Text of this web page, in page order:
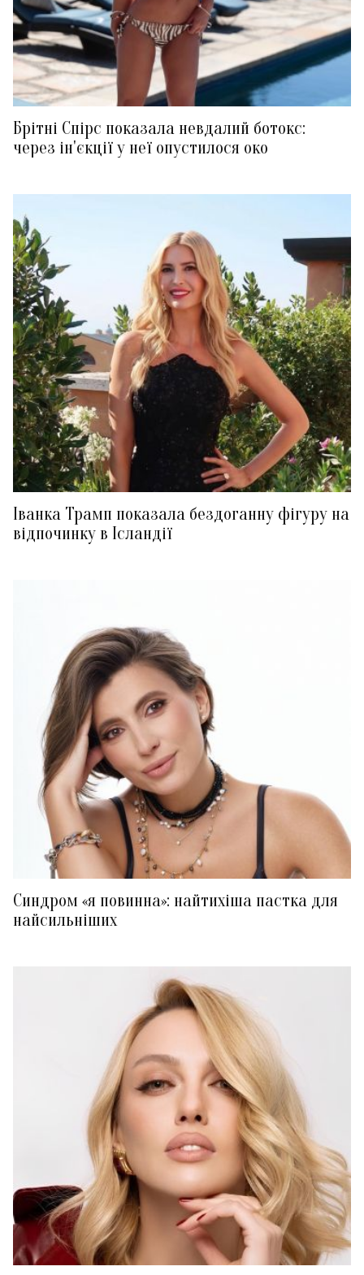
Брітні Спірс показала невдалий ботокс:
через ін'єкції у неї опустилося око
Іванка Трамп показала бездоганну фігуру на
відпочинку в Ісландії
Синдром «я повинна»: найтихіша пастка для
найсильніших